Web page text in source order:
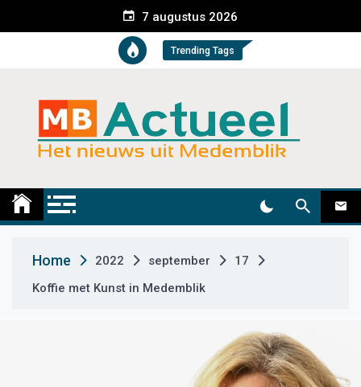
e
t
7 augustus 2026
Trending Tags
Medemblik Actueel
Home 2022 september
17
Koffie met Kunst in Medemblik